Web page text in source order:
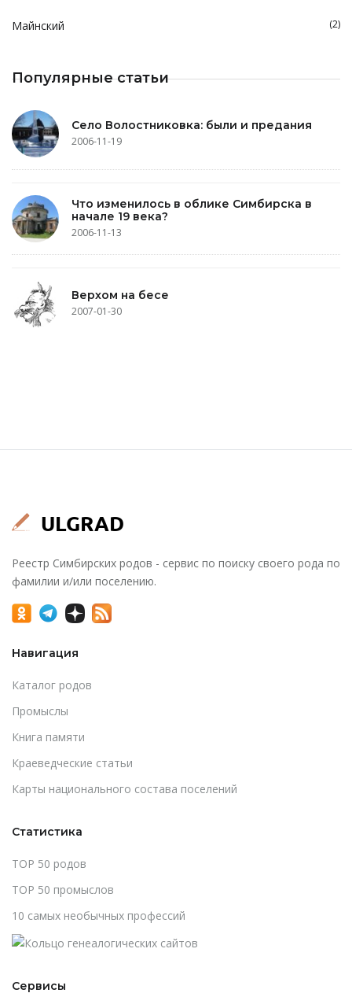
Майнский (2)
Популярные статьи
Село Волостниковка: были и предания
2006-11-19
Что изменилось в облике Симбирска в
начале 19 века?
2006-11-13
Верхом на бесе
2007-01-30
Реестр Симбирских родов - сервис по поиску своего рода по
фамилии и/или поселению.
Навигация
Каталог родов
Промыслы
Книга памяти
Краеведческие статьи
Карты национального состава поселений
Статистика
TOP 50 родов
TOP 50 промыслов
10 самых необычных профессий
Сервисы